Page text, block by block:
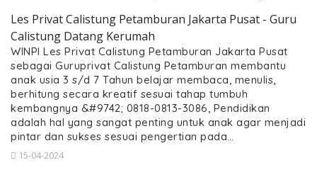
Les Privat Calistung Petamburan Jakarta Pusat - Guru
Calistung Datang Kerumah
WINPI Les Privat Calistung Petamburan Jakarta Pusat
sebagai Guruprivat Calistung Petamburan membantu
anak usia 3 s/d 7 Tahun belajar membaca, menulis,
berhitung secara kreatif sesuai tahap tumbuh
kembangnya &#9742; 0818-0813-3086, Pendidikan
adalah hal yang sangat penting untuk anak agar menjadi
pintar dan sukses sesuai pengertian pada…
15-04-2024